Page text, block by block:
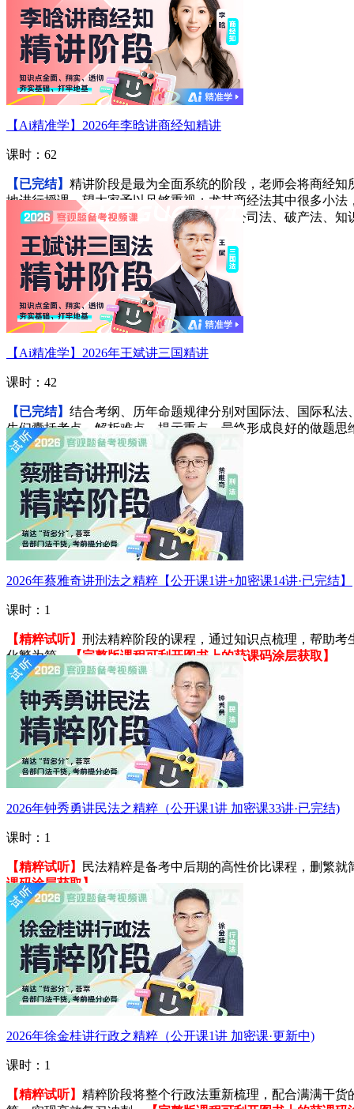
【Ai精准学】2026年李晗讲商经知精讲
课时：62
【已完结】 精讲阶段是最为全面系统的阶段，老师会将商经
地进行授课，望大家予以足够重视；尤其商经法其中很多小
中可以节省很多时间，将学习的重点放在公司法、破产法、
进入学习
【Ai精准学】2026年王斌讲三国精讲
课时：42
【已完结】 结合考纲、历年命题规律分别对国际法、国际私
生们囊括考点、解析难点、提示重点，最终形成良好的做题思
进入学习
2026年蔡雅奇讲刑法之精粹【公开课1讲+加密课14讲·已完结】
课时：1
【精粹试听】 刑法精粹阶段的课程，通过知识点梳理，帮助
化繁为简。【完整版课程可刮开图书上的获课码涂层获取】
进入学习
2026年钟秀勇讲民法之精粹（公开课1讲 加密课33讲·已完结)
课时：1
【精粹试听】
民法精粹是备考中后期的高性价比课程，删繁
课码涂层获取】
进入学习
2026年徐金桂讲行政之精粹（公开课1讲 加密课·更新中)
课时：1
【精粹试听】 精粹阶段将整个行政法重新梳理，配合满满干